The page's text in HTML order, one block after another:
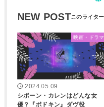
NEW POST
映画・ドラマ
2024.05.09
シボーン・カレンはどんな女
優？『ボドキン』ダヴ役